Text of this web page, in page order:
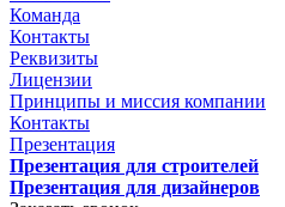
Команда
Контакты
Реквизиты
Лицензии
Принципы и миссия компании
Контакты
Презентация
Презентация для строителей
Презентация для дизайнеров